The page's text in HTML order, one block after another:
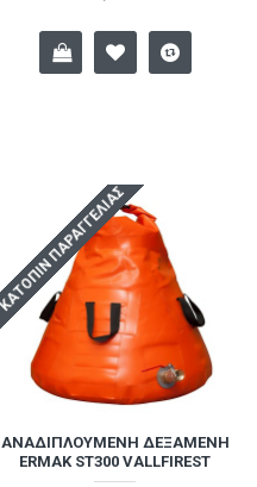
ΚΑΤΌΠΙΝ ΠΑΡΑΓΓΕΛΊΑΣ
ΑΝΑΔΙΠΛΟΎΜΕΝΗ ΔΕΞΑΜΕΝΉ
ERMAK ST300 VALLFIREST